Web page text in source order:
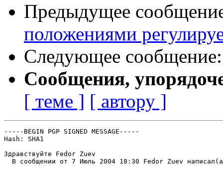
Предыдущее
положениями
Следующее
Сообщения,
[ теме ] [ автору ]
-----BEGIN PGP SIGNED MESSAGE-----
Hash: SHA1
Здравствуйте Fedor Zuev
В сообщении от 7 Июль 2004 18:30 Fedor Zuev